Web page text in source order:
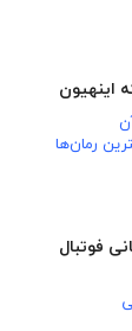
اینهیون
رمان‌ها
فوتبال